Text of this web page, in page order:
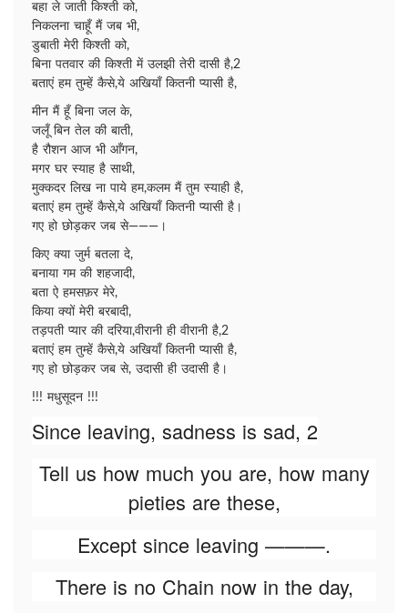
बहा ले जाती किश्ती को,
निकलना चाहूँ मैं जब भी,
डुबाती मेरी किश्ती को,
बिना पतवार की किश्ती में उलझी तेरी दासी है,2
बताएं हम तुम्हें कैसे,ये अखियाँ कितनी प्यासी है,
मीन मैं हूँ बिना जल के,
जलूँ बिन तेल की बाती,
है रौशन आज भी आँगन,
मगर घर स्याह है साथी,
मुक्कदर लिख ना पाये हम,कलम मैं तुम स्याही है,
बताएं हम तुम्हें कैसे,ये अखियाँ कितनी प्यासी है।
गए हो छोड़कर जब से———।
किए क्या जुर्म बतला दे,
बनाया गम की शहजादी,
बता ऐ हमसफ़र मेरे,
किया क्यों मेरी बरबादी,
तड़पती प्यार की दरिया,वीरानी ही वीरानी है,2
बताएं हम तुम्हें कैसे,ये अखियाँ कितनी प्यासी है,
गए हो छोड़कर जब से, उदासी ही उदासी है।
!!! मधुसूदन !!!
Since leaving, sadness is sad, 2
Tell us how much you are, how many
pieties are these,
Except since leaving ———.
There is no Chain now in the day,